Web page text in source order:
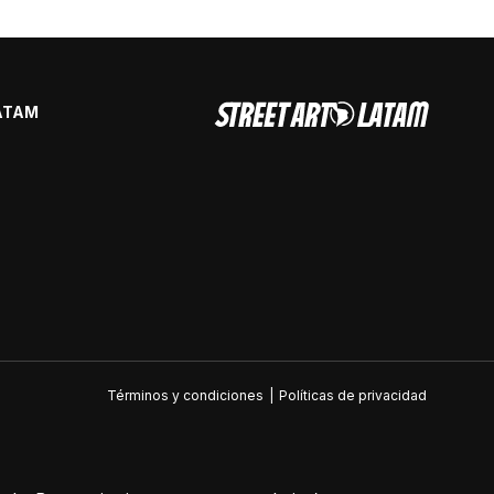
Términos y condiciones Políticas de privacidad